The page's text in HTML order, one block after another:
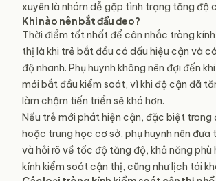
xuyên là nhóm dễ gặp tình trạng tăng độ
Khi nào nên bắt đầu đeo?
Thời điểm tốt nhất để cân nhắc tròng
thị là khi trẻ bắt đầu có dấu hiệu cận và
độ nhanh. Phụ huynh không nên đợi đến
mới bắt đầu kiểm soát, vì khi độ cận đã
làm chậm tiến triển sẽ khó hơn.
Nếu trẻ mới phát hiện cận, đặc biệt trong
hoặc trung học cơ sở, phụ huynh nên đưa
và hỏi rõ về tốc độ tăng độ, khả năng phù
kính kiểm soát cận thị, cũng như lịch tái